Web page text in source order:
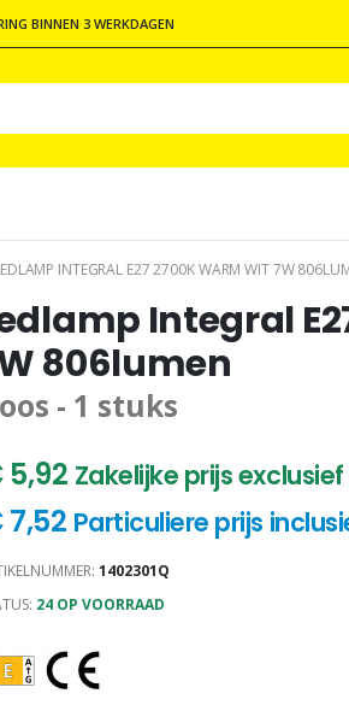
BINNEN 3 WERKDAGEN
INTEGRAL E27 2700K WARM WIT 7W
Integral
806lumen
- 1 stuks
5,92 Zakelijke prijs exclusief
Particuliere prijs
1402301Q
24 OP VOORRAAD